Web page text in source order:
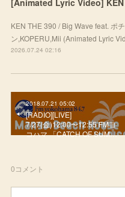
KEN THE 390 / Big Wave feat. ポ
ン,KOPERU,Mii (Animated Lyric
2026.07.24 02:16
2018.07.21 05:02
[RADIO][LIVE]
7/27(金)12:00〜12:55 FMヨ
コハマ 「CATCH OF SUM…
0コメント